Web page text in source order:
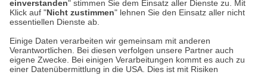
einverstanden" stimmen Sie dem Einsatz aller Dienste zu. Mit
Klick auf "Nicht zustimmen" lehnen Sie den Einsatz aller nicht
essentiellen Dienste ab.
Einige Daten verarbeiten wir gemeinsam mit anderen
Verantwortlichen. Bei diesen verfolgen unsere Partner auch
eigene Zwecke. Bei einigen Verarbeitungen kommt es auch zu
einer Datenübermittlung in die USA. Dies ist mit Risiken
Hier finden Sie uns im Netz